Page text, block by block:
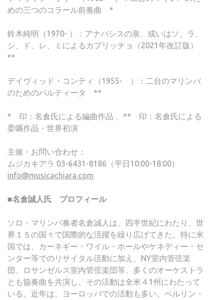
めの三つのコラール前奏曲 *
鈴木純明（1970- ）：アナバシスの泉、或いはソ、ラ、
シ、ド、レ、ミによるカプリッチョ（2021年改訂版）
**
デイヴィッド・コンティ（1955- ）：二台のマリンバ
のためのパルティータ **
* 印：名倉氏による編曲作品 、** 印：名倉氏による
委嘱作品・世界初演
主催・お問い合わせ：
ムジカキアラ 03-6431-8186（平日10:00-18:00）
info@musicachiara.com
■名倉誠人氏 プロフィール
ソロ・マリンバ奏者名倉誠人は、四半世紀にわたり、世
界１５の国々で国際的な活躍を繰り広げてきた。特に米
国では、カーネギー・ワイル・ホールやケネディー・セ
ンター等でのリサイタル活動に加え、NY室内管弦楽
団、ロサンゼルス室内管弦楽団等、多くのオーケストラ
とも協奏曲を共演し、その活動は全米４1州にわたって
いる。近年は、ヨーロッパでの活動も多い。ベルリン・